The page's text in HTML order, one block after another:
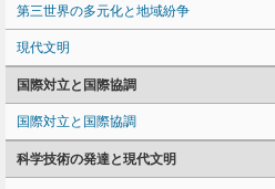
第三世界の多元化と地域紛争
現代文明
国際対立と国際協調
国際対立と国際協調
科学技術の発達と現代文明